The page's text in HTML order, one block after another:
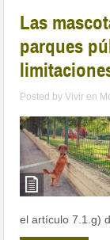
Las
parques
Posted byVivir en
el artículo 7.1.g)